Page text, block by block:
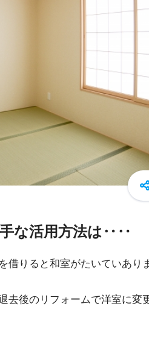
手な活用方法は‥‥
りると和室がたいていあり
去後のリフォームで洋室に変